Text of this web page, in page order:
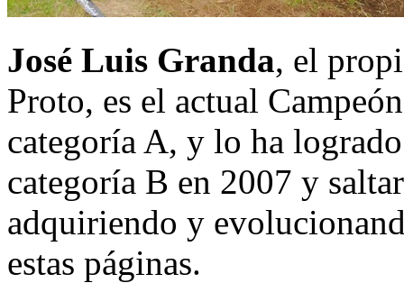
José Luis Granda, el
Proto, es el actual
categoría A, y lo ha
categoría B en 2007 y
adquiriendo y
estas páginas.